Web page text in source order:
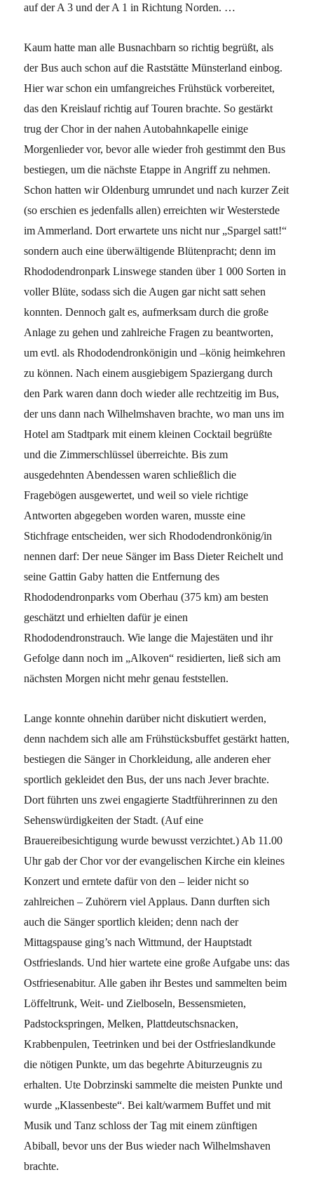
auf der A 3 und der A 1 in Richtung Norden. …
Kaum hatte man alle Busnachbarn so richtig begrüßt, als
der Bus auch schon auf die Raststätte Münsterland einbog.
Hier war schon ein umfangreiches Frühstück vorbereitet,
das den Kreislauf richtig auf Touren brachte. So gestärkt
trug der Chor in der nahen Autobahnkapelle einige
Morgenlieder vor, bevor alle wieder froh gestimmt den Bus
bestiegen, um die nächste Etappe in Angriff zu nehmen.
Schon hatten wir Oldenburg umrundet und nach kurzer Zeit
(so erschien es jedenfalls allen) erreichten wir Westerstede
im Ammerland. Dort erwartete uns nicht nur „Spargel satt!“
sondern auch eine überwältigende Blütenpracht; denn im
Rhododendronpark Linswege standen über 1 000 Sorten in
voller Blüte, sodass sich die Augen gar nicht satt sehen
konnten. Dennoch galt es, aufmerksam durch die große
Anlage zu gehen und zahlreiche Fragen zu beantworten,
um evtl. als Rhododendronkönigin und –könig heimkehren
zu können. Nach einem ausgiebigem Spaziergang durch
den Park waren dann doch wieder alle rechtzeitig im Bus,
der uns dann nach Wilhelmshaven brachte, wo man uns im
Hotel am Stadtpark mit einem kleinen Cocktail begrüßte
und die Zimmerschlüssel überreichte. Bis zum
ausgedehnten Abendessen waren schließlich die
Fragebögen ausgewertet, und weil so viele richtige
Antworten abgegeben worden waren, musste eine
Stichfrage entscheiden, wer sich Rhododendronkönig/in
nennen darf: Der neue Sänger im Bass Dieter Reichelt und
seine Gattin Gaby hatten die Entfernung des
Rhododendronparks vom Oberhau (375 km) am besten
geschätzt und erhielten dafür je einen
Rhododendronstrauch. Wie lange die Majestäten und ihr
Gefolge dann noch im „Alkoven“ residierten, ließ sich am
nächsten Morgen nicht mehr genau feststellen.
Lange konnte ohnehin darüber nicht diskutiert werden,
denn nachdem sich alle am Frühstücksbuffet gestärkt hatten,
bestiegen die Sänger in Chorkleidung, alle anderen eher
sportlich gekleidet den Bus, der uns nach Jever brachte.
Dort führten uns zwei engagierte Stadtführerinnen zu den
Sehenswürdigkeiten der Stadt. (Auf eine
Brauereibesichtigung wurde bewusst verzichtet.) Ab 11.00
Uhr gab der Chor vor der evangelischen Kirche ein kleines
Konzert und erntete dafür von den – leider nicht so
zahlreichen – Zuhörern viel Applaus. Dann durften sich
auch die Sänger sportlich kleiden; denn nach der
Mittagspause ging’s nach Wittmund, der Hauptstadt
Ostfrieslands. Und hier wartete eine große Aufgabe uns: das
Ostfriesenabitur. Alle gaben ihr Bestes und sammelten beim
Löffeltrunk, Weit- und Zielboseln, Bessensmieten,
Padstockspringen, Melken, Plattdeutschsnacken,
Krabbenpulen, Teetrinken und bei der Ostfrieslandkunde
die nötigen Punkte, um das begehrte Abitur­zeugnis zu
erhalten. Ute Dobrzinski sammelte die meisten Punkte und
wurde „Klassenbeste“. Bei kalt/warmem Buffet und mit
Musik und Tanz schloss der Tag mit einem zünftigen
Abiball, bevor uns der Bus wieder nach Wilhelmshaven
brachte.